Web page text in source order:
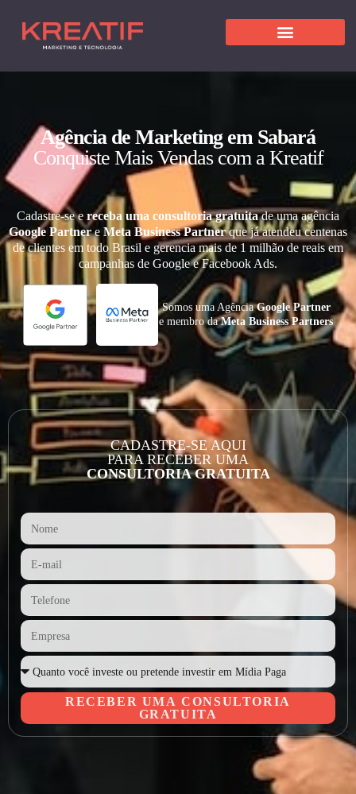
Agência de Marketing em Sabará
Conquiste Mais Vendas com a Kreatif
Cadastre-se ereceba uma consultoria gratuitade uma agência
Google Partnere Meta Business Partnerque já atendeu centenas
de clientes em todo Brasil e gerencia mais de 1 milhão de reais em
campanhas de Google e Facebook Ads.
Somos uma AgênciaGoogle Partner
e membro daMeta Business Partners
CADASTRE-SE AQUI
PARA RECEBER UMA
CONSULTORIA GRATUITA
RECEBER UMA CONSULTORIA
GRATUITA